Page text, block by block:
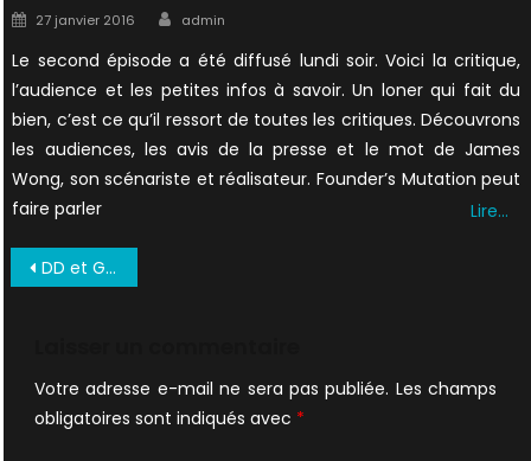
Posted
27 janvier 2016 Author
admin
Le second épisode a été diffusé lundi soir. Voici la critique,
l’audience et les petites infos à savoir. Un loner qui fait du
bien, c’est ce qu’il ressort de toutes les critiques. Découvrons
les audiences, les avis de la presse et le mot de James
Wong, son scénariste et réalisateur. Founder’s Mutation peut
faire parler
Lire…
Navigation
DD et GA réunis aux SAG Awards
Votre adresse e-mail ne sera pas publiée. Les champs
obligatoires sont indiqués avec *